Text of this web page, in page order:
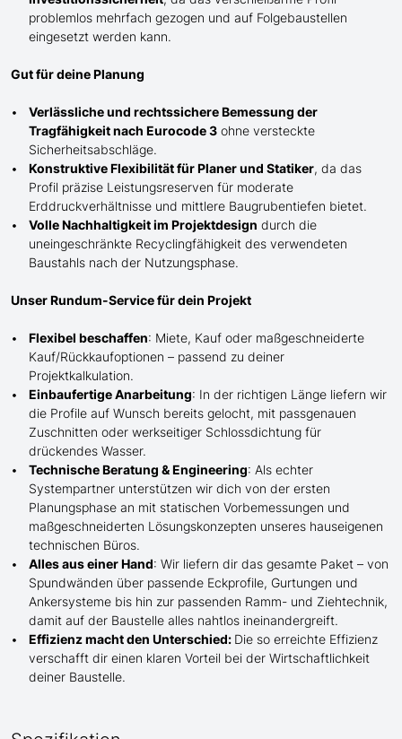
problemlos mehrfach gezogen und auf Folgebaustellen
eingesetzt werden kann.
Gut für deine Planung
Verlässliche und rechtssichere Bemessung der
Tragfähigkeit nach Eurocode 3 ohne versteckte
Sicherheitsabschläge.
Konstruktive Flexibilität für Planer und Statiker, da das
Profil präzise Leistungsreserven für moderate
Erddruckverhältnisse und mittlere Baugrubentiefen bietet.
Volle Nachhaltigkeit im Projektdesign durch die
uneingeschränkte Recyclingfähigkeit des verwendeten
Baustahls nach der Nutzungsphase.
Unser Rundum-Service für dein Projekt
Flexibel beschaffen: Miete, Kauf oder maßgeschneiderte
Kauf/Rückkaufoptionen – passend zu deiner
Projektkalkulation.
Einbaufertige Anarbeitung: In der richtigen Länge liefern wir
die Profile auf Wunsch bereits gelocht, mit passgenauen
Zuschnitten oder werkseitiger Schlossdichtung für
drückendes Wasser.
Technische Beratung & Engineering: Als echter
Systempartner unterstützen wir dich von der ersten
Planungsphase an mit statischen Vorbemessungen und
maßgeschneiderten Lösungskonzepten unseres hauseigenen
technischen Büros.
Alles aus einer Hand: Wir liefern dir das gesamte Paket – von
Spundwänden über passende Eckprofile, Gurtungen und
Ankersysteme bis hin zur passenden Ramm- und Ziehtechnik,
damit auf der Baustelle alles nahtlos ineinandergreift.
Effizienz macht den Unterschied: Die so erreichte Effizienz
verschafft dir einen klaren Vorteil bei der Wirtschaftlichkeit
deiner Baustelle.